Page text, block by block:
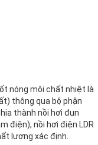
nóng môi chất nhiệt là
thông qua bộ phận
thành nồi hơi đun
điện), nồi hơi điện LDR
lượng xác định.